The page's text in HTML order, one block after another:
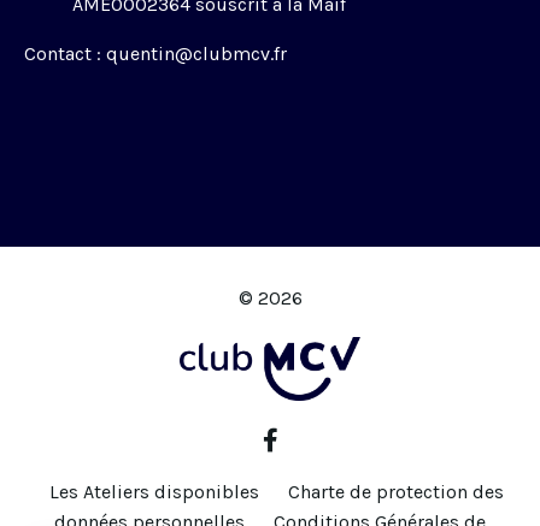
Contact : quentin@clubmcv.fr
© 2026
Les Ateliers disponibles
Charte de protection des